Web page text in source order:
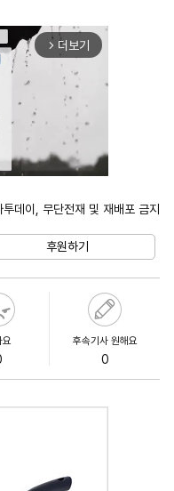
arrow_forward_ios 더보기
데이, 무단전재 및 재배포 금지
후원하기
요 후속기사 원해요
0